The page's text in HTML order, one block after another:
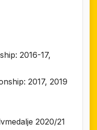
2016-17,
2017, 2019
2020/21